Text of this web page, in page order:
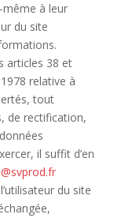
même à leur
du site
articles 38 et
relative à
tout
de rectification,
il suffit d’en
du site